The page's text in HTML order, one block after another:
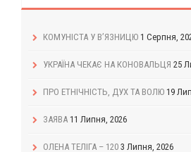
КОМУНІСТА У В’ЯЗНИЦЮ 1 Серпня,
УКРАЇНА ЧЕКАЄ НА КОНОВАЛЬЦЯ 25
ПРО ЕТНІЧНІСТЬ, ДУХ ТА ВОЛЮ 19
ЗАЯВА 11 Липня, 2026
ОЛЕНА ТЕЛІГА – 120 3 Липня, 2026